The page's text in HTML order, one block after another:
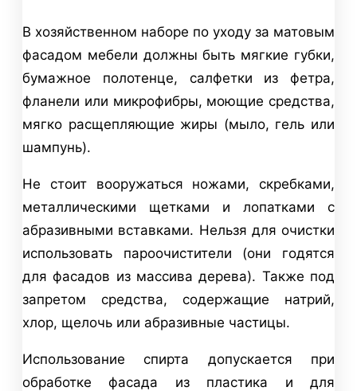
В хозяйственном наборе по уходу за матовым
фасадом мебели должны быть мягкие губки,
бумажное полотенце, салфетки из фетра,
фланели или микрофибры, моющие средства,
мягко расщепляющие жиры (мыло, гель или
шампунь).
Не стоит вооружаться ножами, скребками,
металлическими щетками и лопатками с
абразивными вставками. Нельзя для очистки
использовать пароочистители (они годятся
для фасадов из массива дерева). Также под
запретом средства, содержащие натрий,
хлор, щелочь или абразивные частицы.
Использование спирта допускается при
обработке фасада из пластика и для